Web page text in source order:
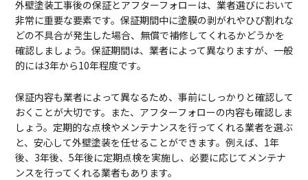
外壁塗装工事後の保証とアフターフォローは、業者選びにおいて
非常に重要な要素です。保証期間中に塗膜の剥がれやひび割れな
どの不具合が発生した場合、無償で補修してくれるかどうかを
確認しましょう。保証期間は、業者によって異なりますが、一般
的には3年から10年程度です。
保証内容も業者によって異なるため、事前にしっかりと確認して
おくことが大切です。また、アフターフォローの内容も確認しま
しょう。定期的な点検やメンテナンスを行ってくれる業者を選ぶ
と、安心して外壁塗装を任せることができます。例えば、1年
後、3年後、5年後に定期点検を実施し、必要に応じてメンテナ
ンスを行ってくれる業者もあります。